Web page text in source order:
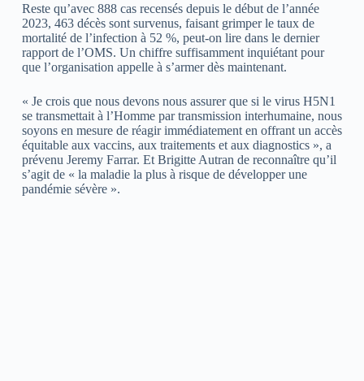
Reste qu’avec 888 cas recensés depuis le début de l’année
2023, 463 décès sont survenus, faisant grimper le taux de
mortalité de l’infection à 52 %, peut-on lire dans le dernier
rapport de l’OMS. Un chiffre suffisamment inquiétant pour
que l’organisation appelle à s’armer dès maintenant.
« Je crois que nous devons nous assurer que si le virus H5N1
se transmettait à l’Homme par transmission interhumaine, nous
soyons en mesure de réagir immédiatement en offrant un accès
équitable aux vaccins, aux traitements et aux diagnostics », a
prévenu Jeremy Farrar. Et Brigitte Autran de reconnaître qu’il
s’agit de « la maladie la plus à risque de développer une
pandémie sévère ».